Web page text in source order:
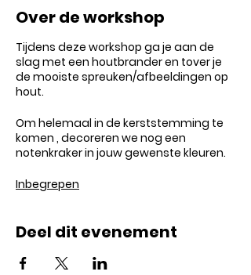
Over de workshop
Tijdens deze workshop ga je aan de
slag met een houtbrander en tover je
de mooiste spreuken/afbeeldingen op
hout.
Om helemaal in de kerststemming te
komen , decoreren we nog een
notenkraker in jouw gewenste kleuren.
Inbegrepen
- Begeleiding tijdens de workshop
- Materiaal voor alle technieken eerst te
Deel dit evenement